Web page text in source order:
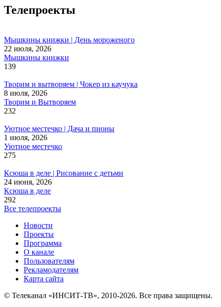
Телепроекты
Мышкины книжки | День мороженого
22 июля, 2026
Мышкины книжки
139
Творим и вытворяем | Чокер из каучука
8 июля, 2026
Творим и Вытворяем
232
Уютное местечко | Дача и пионы
1 июля, 2026
Уютное местечко
275
Ксюша в деле | Рисование с детьми
24 июня, 2026
Ксюша в деле
292
Все телепроекты
Новости
Проекты
Программа
О канале
Пользователям
Рекламодателям
Карта сайта
© Телеканал «ИНСИТ-ТВ», 2010-2026. Все права защищены.